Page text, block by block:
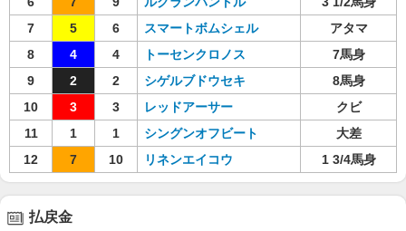
7
5 6 スマートボムシェル
アタマ
8
4 4 トーセンクロノス
7馬身
9
2 2 シゲルブドウセキ
8馬身
10
3 3 レッドアーサー
クビ
11
1 1 シングンオフビート
大差
12
7 10 リネンエイコウ 1 3/4馬身
払戻金